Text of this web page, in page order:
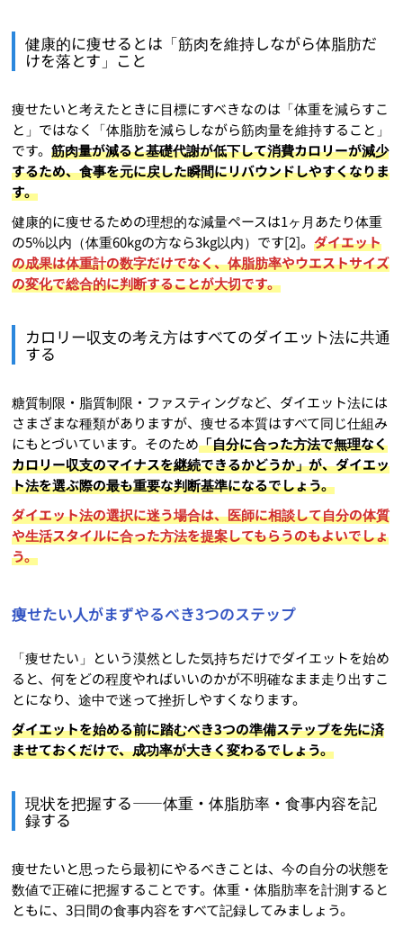
健康的に痩せるとは「筋肉を維持しながら体脂肪だ
けを落とす」こと
痩せたいと考えたときに目標にすべきなのは「体重を減らすこ
と」ではなく「体脂肪を減らしながら筋肉量を維持すること」
です。筋肉量が減ると基礎代謝が低下して消費カロリーが減少
するため、食事を元に戻した瞬間にリバウンドしやすくなりま
す。
健康的に痩せるための理想的な減量ペースは1ヶ月あたり体重
の5%以内（体重60kgの方なら3kg以内）です[2]。ダイエット
の成果は体重計の数字だけでなく、体脂肪率やウエストサイズ
の変化で総合的に判断することが大切です。
カロリー収支の考え方はすべてのダイエット法に共通
する
糖質制限・脂質制限・ファスティングなど、ダイエット法には
さまざまな種類がありますが、痩せる本質はすべて同じ仕組み
にもとづいています。そのため「自分に合った方法で無理なく
カロリー収支のマイナスを継続できるかどうか」が、ダイエッ
ト法を選ぶ際の最も重要な判断基準になるでしょう。
ダイエット法の選択に迷う場合は、医師に相談して自分の体質
や生活スタイルに合った方法を提案してもらうのもよいでしょ
う。
痩せたい人がまずやるべき3つのステップ
「痩せたい」という漠然とした気持ちだけでダイエットを始め
ると、何をどの程度やればいいのかが不明確なまま走り出すこ
とになり、途中で迷って挫折しやすくなります。
ダイエットを始める前に踏むべき3つの準備ステップを先に済
ませておくだけで、成功率が大きく変わるでしょう。
現状を把握する——体重・体脂肪率・食事内容を記
録する
痩せたいと思ったら最初にやるべきことは、今の自分の状態を
数値で正確に把握することです。体重・体脂肪率を計測すると
ともに、3日間の食事内容をすべて記録してみましょう。